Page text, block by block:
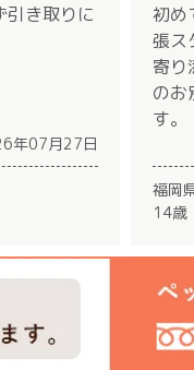
引き取りに
年07月27日
初め
張ス
寄り
のお
す。
福岡
14歳